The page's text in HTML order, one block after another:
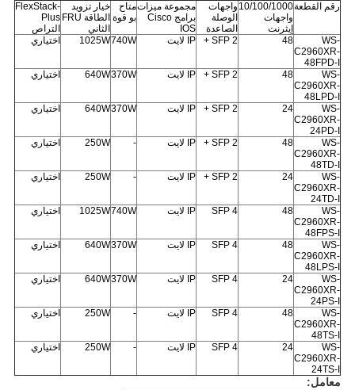
رقم القطعة10/100/1000
واجهات
إيثرنت
واجهات
الوصلة
الصاعدة
مجموعة ميزات
برامج Cisco
IOS
متاح
بو قوة
خيار تزويد
الطاقة FRU
الثاني
FlexStack-
Plus
التراص
WS-
C2960XR-
48FPD-I
48
2 SFP + IP لايت 740W
1025W اختياري
WS-
C2960XR-
48LPD-I
48
2 SFP + IP لايت 370W
640W اختياري
WS-
C2960XR-
24PD-I
24
2 SFP + IP لايت 370W
640W اختياري
WS-
C2960XR-
48TD-I
48
2 SFP + IP لايت -
250W اختياري
WS-
C2960XR-
24TD-I
24
2 SFP + IP لايت -
250W اختياري
WS-
C2960XR-
48FPS-I
48
4 SFP IP لايت 740W
1025W اختياري
WS-
C2960XR-
48LPS-I
48
4 SFP IP لايت 370W
640W اختياري
WS-
C2960XR-
24PS-I
24
4 SFP IP لايت 370W
640W اختياري
WS-
C2960XR-
48TS-I
48
4 SFP IP لايت -
250W اختياري
WS-
C2960XR-
24TS-I
24
4 SFP IP لايت -
250W اختياري
معامل: